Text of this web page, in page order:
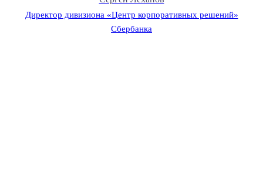
Директор дивизиона «Центр корпоративных решений»
Сбербанка